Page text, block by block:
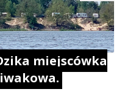
miejscówka